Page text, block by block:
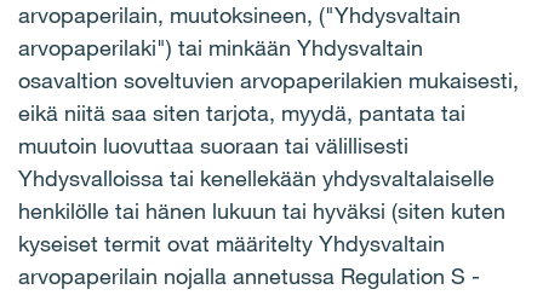
arvopaperilain, muutoksineen, ("Yhdysvaltain
arvopaperilaki") tai minkään Yhdysvaltain
osavaltion soveltuvien arvopaperilakien mukaisesti,
eikä niitä saa siten tarjota, myydä, pantata tai
muutoin luovuttaa suoraan tai välillisesti
Yhdysvalloissa tai kenellekään yhdysvaltalaiselle
henkilölle tai hänen lukuun tai hyväksi (siten kuten
kyseiset termit ovat määritelty Yhdysvaltain
arvopaperilain nojalla annetussa Regulation S -